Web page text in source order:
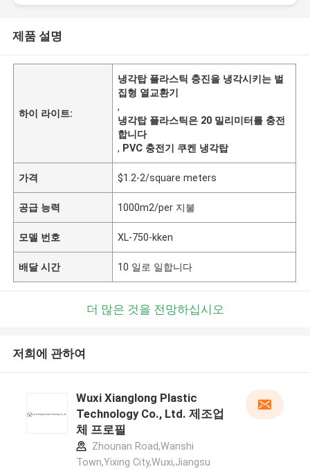
제품 설명
하이 라이트:
냉각탑 플라스틱 충진을 냉각시키는 벌
집형 열교환기
,
냉각탑 플라스틱은 20 밀리미터를 충전
합니다
, PVC 충전기 쿠켄 냉각탑
가격 $1.2-2/square meters
공급 능력 1000m2/per 지불
모델 번호 XL-750-kken
배달 시간 10 일로 일합니다
더 많은 것을 전망하십시오
저희에 관하여
Wuxi Xianglong Plastic
Technology Co., Ltd. 제조업
체 프로필
Zhounan Road,Wanshi
Town,Yixing City,Wuxi,Jiangsu